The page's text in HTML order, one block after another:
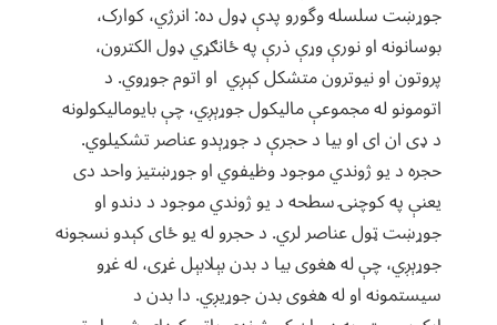
جوړښت سلسله وگورو پدې ډول ده: انرژي، کوارک،
بوسانونه او نورې وړې ذرې په ځانګړي ډول الکترون،
پروتون او نیوترون متشکل کېږي او اتوم جوړوي. د
اتومونو له مجموعې مالیکول جوړېږي، چې بایومالیکولونه
د ډی ان ای او بیا د حجرې د جوړېدو عناصر تشکیلوي.
حجره د یو ژوندي موجود وظیفوي او جوړښتیز واحد دی
یعنې په کوچنۍ سطحه د یو ژوندي موجود د دندو او
جوړښت ټول عناصر لري. د حجرو له یو ځای کېدو نسجونه
جوړېږي، چې له هغوی بیا د بدن بېلابېل غړی، له غړو
سیستمونه او له هغوی بدن جوړیږي. دا بدن د